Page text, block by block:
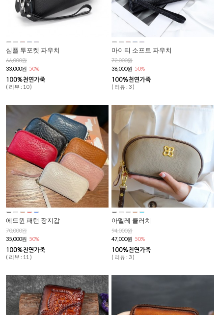
심플 투포켓 파우치
66,000원
33,000원 50%
( 리뷰 : 10 )
마이티 소프트 파우치
72,000원
36,000원 50%
( 리뷰 : 3 )
에드윈 패턴 장지갑
70,000원
35,000원 50%
( 리뷰 : 11 )
아델레 클러치
94,000원
47,000원 50%
( 리뷰 : 3 )